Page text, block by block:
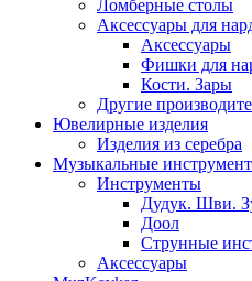
Ломберные столы
Аксессуары для
Аксессуары
Фишки для
Кости. Зары
Другие
Ювелирные изделия
Изделия из серебра
Музыкальные
Инструменты
Дудук. Шви.
Доол
Струнные
Аксессуары